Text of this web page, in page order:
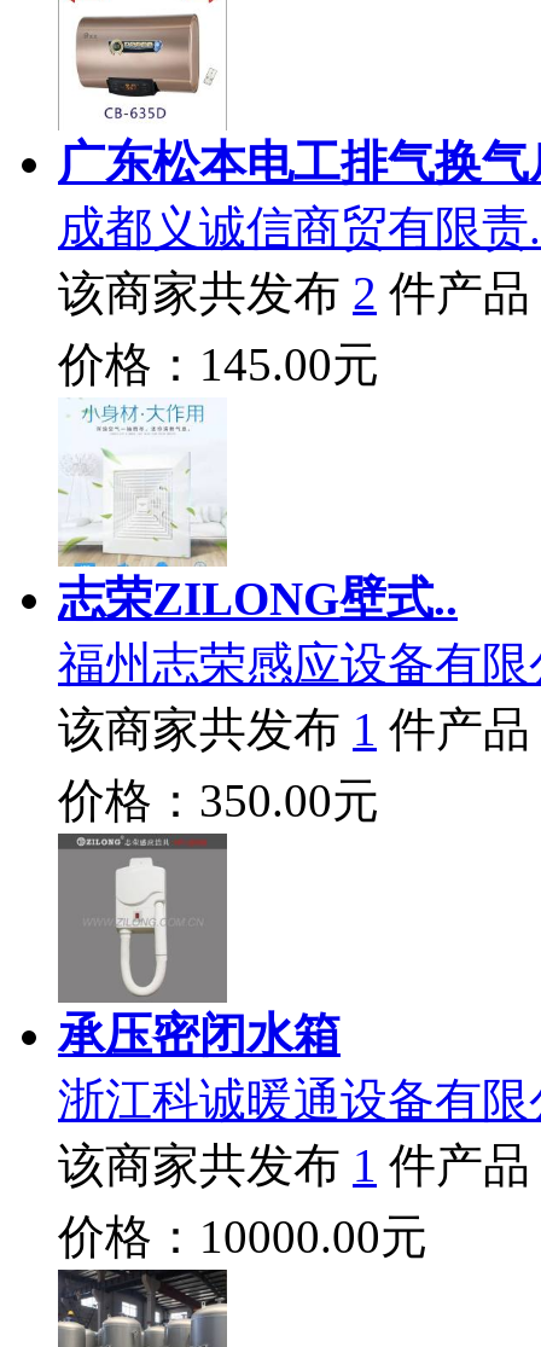
广东松本电工排气换气
成都义诚信商贸有限责
该商家共发布 2 件产品
价格：145.00元
志荣ZILONG壁式..
福州志荣感应设备有限
该商家共发布 1 件产品
价格：350.00元
承压密闭水箱
浙江科诚暖通设备有限
该商家共发布 1 件产品
价格：10000.00元